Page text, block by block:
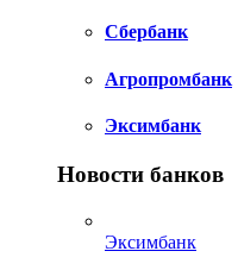
Сбербанк
Агропромбанк
Эксимбанк
Новости банков
Эксимбанк